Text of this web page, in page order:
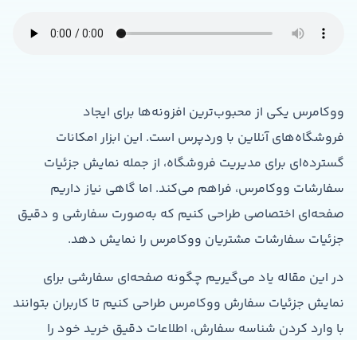
ووکامرس یکی از محبوب‌ترین افزونه‌ها برای ایجاد
فروشگاه‌های آنلاین با وردپرس است. این ابزار امکانات
گسترده‌ای برای مدیریت فروشگاه، از جمله نمایش جزئیات
سفارشات ووکامرس، فراهم می‌کند. اما گاهی نیاز داریم
صفحه‌ای اختصاصی طراحی کنیم که به‌صورت سفارشی و دقیق
جزئیات سفارشات مشتریان ووکامرس را نمایش دهد.
در این مقاله یاد می‌گیریم چگونه صفحه‌ای سفارشی برای
نمایش جزئیات سفارش ووکامرس طراحی کنیم تا کاربران بتوانند
با وارد کردن شناسه سفارش، اطلاعات دقیق خرید خود را